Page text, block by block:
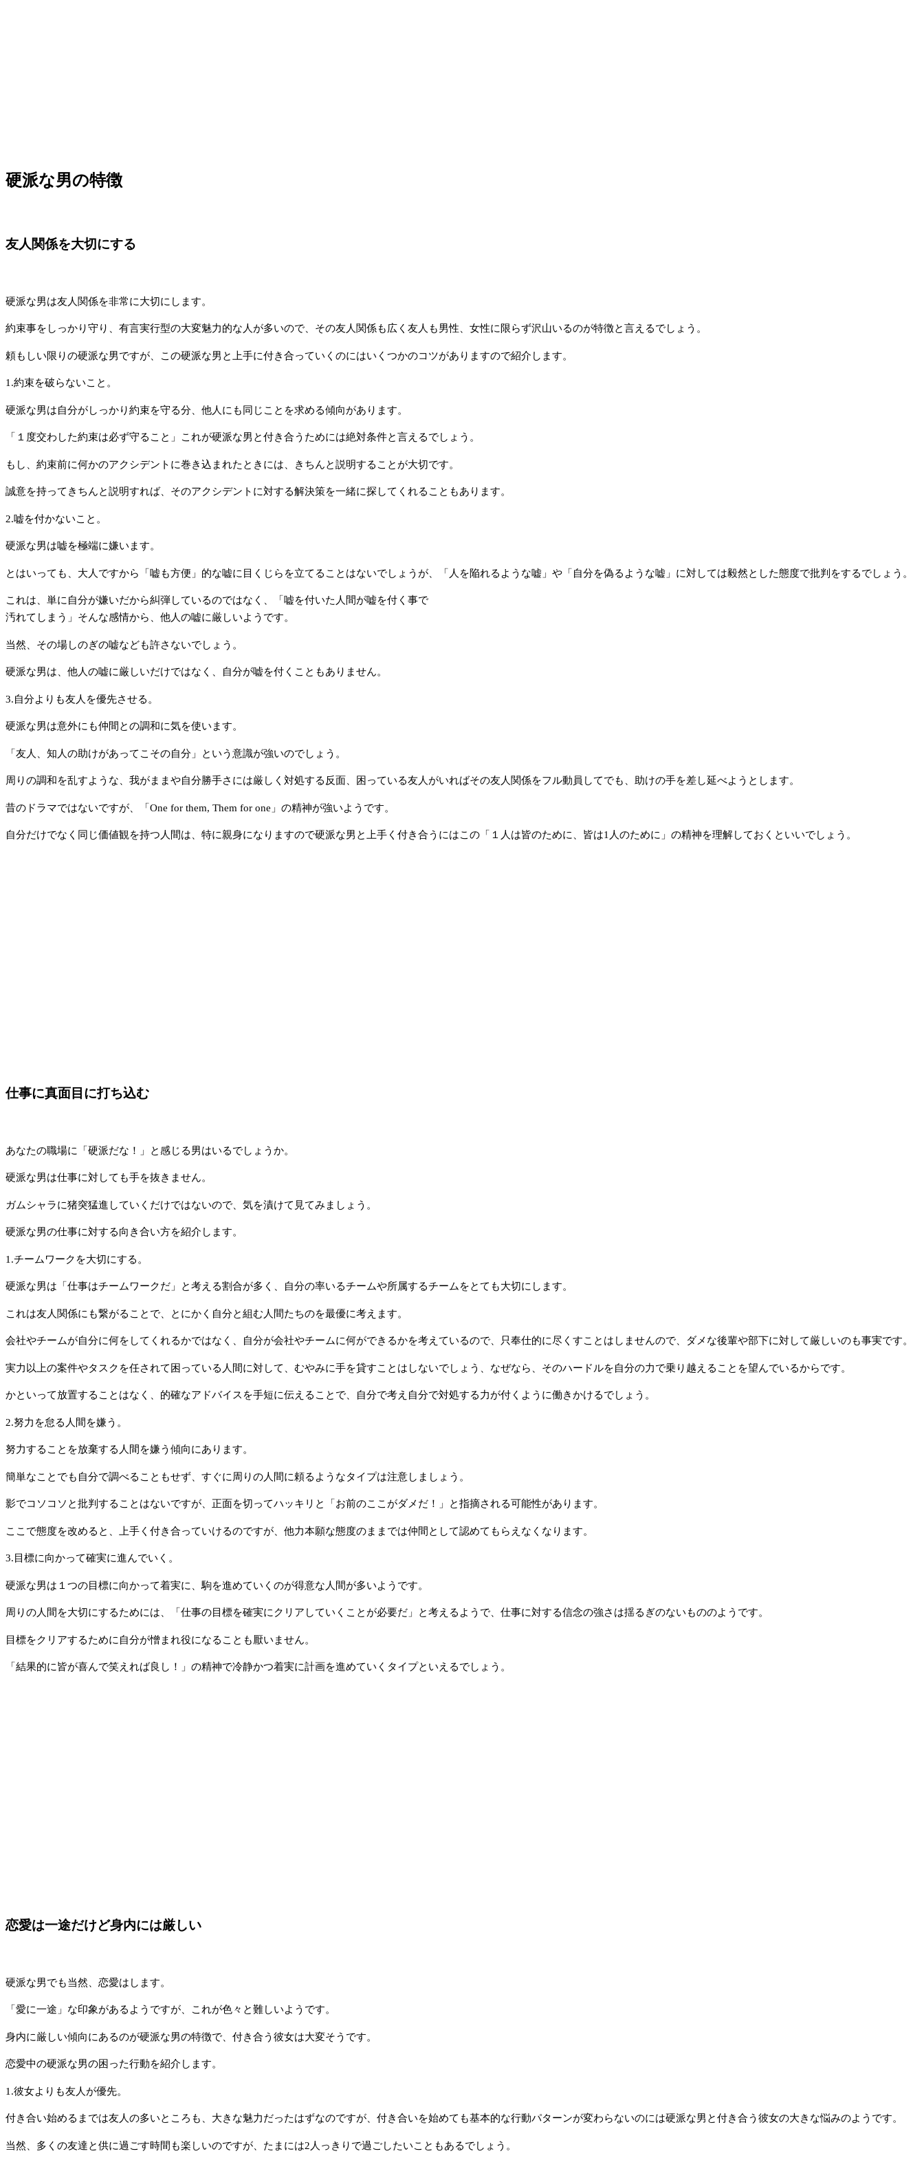
硬派な男の特徴
友人関係を大切にする
硬派な男は友人関係を非常に大切にします。
約束事をしっかり守り、有言実行型の大変魅力的な人が多いので、その友人関係も広く友人も男性、女性に限らず沢山いるのが特徴と言えるでしょう。
頼もしい限りの硬派な男ですが、この硬派な男と上手に付き合っていくのにはいくつかのコツがありますので紹介します。
1.約束を破らないこと。
硬派な男は自分がしっかり約束を守る分、他人にも同じことを求める傾向があります。
「１度交わした約束は必ず守ること」これが硬派な男と付き合うためには絶対条件と言えるでしょう。
もし、約束前に何かのアクシデントに巻き込まれたときには、きちんと説明することが大切です。
誠意を持ってきちんと説明すれば、そのアクシデントに対する解決策を一緒に探してくれることもあります。
2.嘘を付かないこと。
硬派な男は嘘を極端に嫌います。
とはいっても、大人ですから「嘘も方便」的な嘘に目くじらを立てることはないでしょうが、「人を陥れるような嘘」や「自分を偽るような嘘」に対しては毅然とした態度で批判をするでしょう。
これは、単に自分が嫌いだから糾弾しているのではなく、「嘘を付いた人間が嘘を付く事で
汚れてしまう」そんな感情から、他人の嘘に厳しいようです。
当然、その場しのぎの嘘なども許さないでしょう。
硬派な男は、他人の嘘に厳しいだけではなく、自分が嘘を付くこともありません。
3.自分よりも友人を優先させる。
硬派な男は意外にも仲間との調和に気を使います。
「友人、知人の助けがあってこその自分」という意識が強いのでしょう。
周りの調和を乱すような、我がままや自分勝手さには厳しく対処する反面、困っている友人がいればその友人関係をフル動員してでも、助けの手を差し延べようとします。
昔のドラマではないですが、「One for them, Them for one」の精神が強いようです。
自分だけでなく同じ価値観を持つ人間は、特に親身になりますので硬派な男と上手く付き合うにはこの「１人は皆のために、皆は1人のために」の精神を理解しておくといいでしょう。
仕事に真面目に打ち込む
あなたの職場に「硬派だな！」と感じる男はいるでしょうか。
硬派な男は仕事に対しても手を抜きません。
ガムシャラに猪突猛進していくだけではないので、気を漬けて見てみましょう。
硬派な男の仕事に対する向き合い方を紹介します。
1.チームワークを大切にする。
硬派な男は「仕事はチームワークだ」と考える割合が多く、自分の率いるチームや所属するチームをとても大切にします。
これは友人関係にも繋がることで、とにかく自分と組む人間たちのを最優に考えます。
会社やチームが自分に何をしてくれるかではなく、自分が会社やチームに何ができるかを考えているので、只奉仕的に尽くすことはしませんので、ダメな後輩や部下に対して厳しいのも事実です。
実力以上の案件やタスクを任されて困っている人間に対して、むやみに手を貸すことはしないでしょう、なぜなら、そのハードルを自分の力で乗り越えることを望んでいるからです。
かといって放置することはなく、的確なアドバイスを手短に伝えることで、自分で考え自分で対処する力が付くように働きかけるでしょう。
2.努力を怠る人間を嫌う。
努力することを放棄する人間を嫌う傾向にあります。
簡単なことでも自分で調べることもせず、すぐに周りの人間に頼るようなタイプは注意しましょう。
影でコソコソと批判することはないですが、正面を切ってハッキリと「お前のここがダメだ！」と指摘される可能性があります。
ここで態度を改めると、上手く付き合っていけるのですが、他力本願な態度のままでは仲間として認めてもらえなくなります。
3.目標に向かって確実に進んでいく。
硬派な男は１つの目標に向かって着実に、駒を進めていくのが得意な人間が多いようです。
周りの人間を大切にするためには、「仕事の目標を確実にクリアしていくことが必要だ」と考えるようで、仕事に対する信念の強さは揺るぎのないもののようです。
目標をクリアするために自分が憎まれ役になることも厭いません。
「結果的に皆が喜んで笑えれば良し！」の精神で冷静かつ着実に計画を進めていくタイプといえるでしょう。
恋愛は一途だけど身内には厳しい
硬派な男でも当然、恋愛はします。
「愛に一途」な印象があるようですが、これが色々と難しいようです。
身内に厳しい傾向にあるのが硬派な男の特徴で、付き合う彼女は大変そうです。
恋愛中の硬派な男の困った行動を紹介します。
1.彼女よりも友人が優先。
付き合い始めるまでは友人の多いところも、大きな魅力だったはずなのですが、付き合いを始めても基本的な行動パターンが変わらないのには硬派な男と付き合う彼女の大きな悩みのようです。
当然、多くの友達と供に過ごす時間も楽しいのですが、たまには2人っきりで過ごしたいこともあるでしょう。